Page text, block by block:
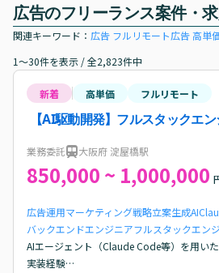
広告のフリーランス案件・
関連キーワード： 広告 フルリモート広告高単
1～30件を表示 / 全2,823件中
新着 高単価 フルリモート
【AI駆動開発】フルスタックエ
業務委託 大阪府 淀屋橋駅
850,000 ~ 1,000,000
広告運用マーケティング戦略立案生成AI
バックエンドエンジニアフルスタックエン
AIエージェント（Claude Code等）を用い
実装経験